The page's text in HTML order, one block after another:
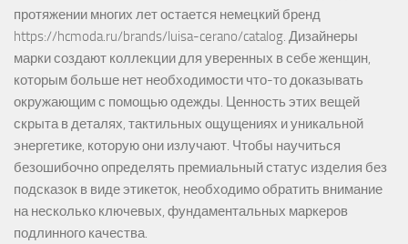
протяжении многих лет остается немецкий бренд
https://hcmoda.ru/brands/luisa-cerano/catalog. Дизайнеры
марки создают коллекции для уверенных в себе женщин,
которым больше нет необходимости что-то доказывать
окружающим с помощью одежды. Ценность этих вещей
скрыта в деталях, тактильных ощущениях и уникальной
энергетике, которую они излучают. Чтобы научиться
безошибочно определять премиальный статус изделия без
подсказок в виде этикеток, необходимо обратить внимание
на несколько ключевых, фундаментальных маркеров
подлинного качества.